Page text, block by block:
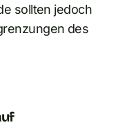
sollten jedoch
des